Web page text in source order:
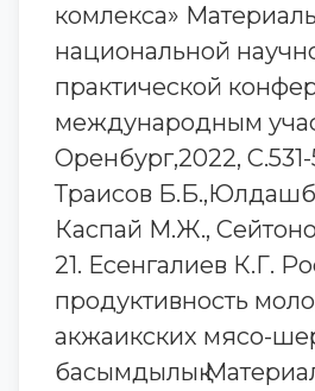
комлекса»
национальной
практической
международным
Оренбург,2022, С.531-
Траисов
Каспай М.Ж.,
21. Есенгалиев К.Г.
продуктивность
акжаикских мясо-
басымдылық